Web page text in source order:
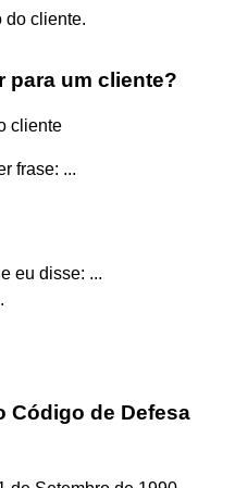
do cliente.
para um cliente?
cliente
frase: ...
eu disse: ...
Código de Defesa